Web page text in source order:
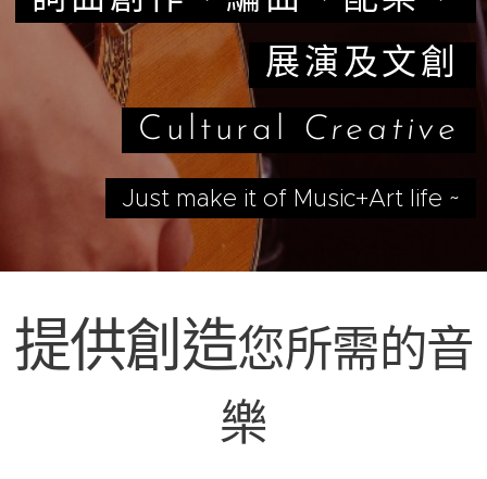
展演及文創
Cultural Creative
Just make it of Music+Art life ~
提供創造您所需的音
樂